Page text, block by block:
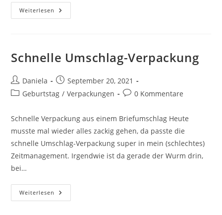
Weiterlesen
Schnelle Umschlag-Verpackung
Daniela
September 20, 2021
Geburtstag / Verpackungen 0 Kommentare
Schnelle Verpackung aus einem Briefumschlag Heute
musste mal wieder alles zackig gehen, da passte die
schnelle Umschlag-Verpackung super in mein (schlechtes)
Zeitmanagement. Irgendwie ist da gerade der Wurm drin,
bei…
Weiterlesen